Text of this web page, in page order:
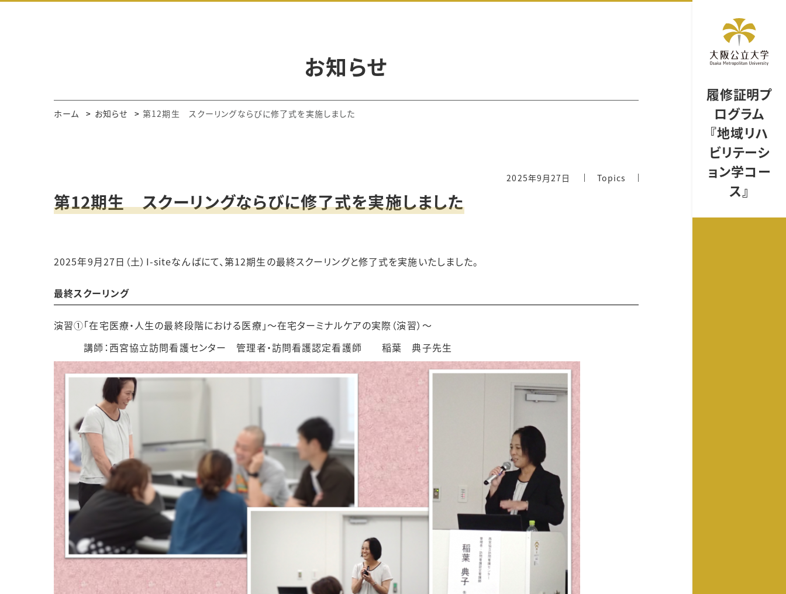
履修証明プ
ログラム
『地域リハ
ビリテーシ
ョン学コー
ス』
お知らせ
ホーム お知らせ 第12期生 スクーリングならびに修了式を実施しました
2025年9月27日 Topics
第12期生 スクーリングならびに修了式を実施しました
2025年9月27日（土）I-siteなんばにて、第12期生の最終スクーリングと修了式を実施いたしました。
最終スクーリング
演習①「在宅医療・人生の最終段階における医療」～在宅ターミナルケアの実際（演習）～
講師：西宮協立訪問看護センター 管理者・訪問看護認定看護師 稲葉 典子先生